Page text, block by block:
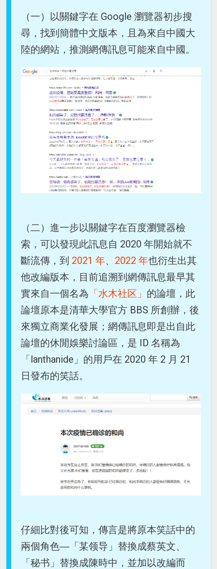
（一）以關鍵字在 Google 瀏覽器初步搜
尋，找到簡體中文版本，且為來自中國大
陸的網站，推測網傳訊息可能來自中國。
（二）進一步以關鍵字在百度瀏覽器檢
索，可以發現此訊息自 2020 年開始就不
斷流傳，到 2021 年、 2022 年也衍生出其
他改編版本，目前追溯到網傳訊息最早其
實來自一個名為 「水木社区」 的論壇，此
論壇原本是清華大學官方 BBS 所創辦，後
來獨立商業化發展；網傳訊息即是出自此
論壇的休閒娛樂討論區，是 ID 名稱為
「lanthanide」的用戶在 2020 年 2 月 21
日發布的笑話。
仔細比對後可知，傳言是將原本笑話中的
兩個角色―「某领导」替換成蔡英文、
「秘书」替換成陳時中，並加以改編而